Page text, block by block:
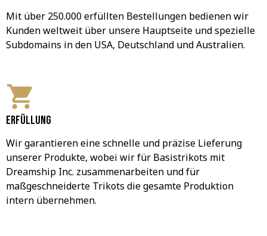
Mit über 250.000 erfüllten Bestellungen bedienen wir
Kunden weltweit über unsere Hauptseite und spezielle
Subdomains in den USA, Deutschland und Australien.
Erfüllung
Wir garantieren eine schnelle und präzise Lieferung
unserer Produkte, wobei wir für Basistrikots mit
Dreamship Inc. zusammenarbeiten und für
maßgeschneiderte Trikots die gesamte Produktion
intern übernehmen.